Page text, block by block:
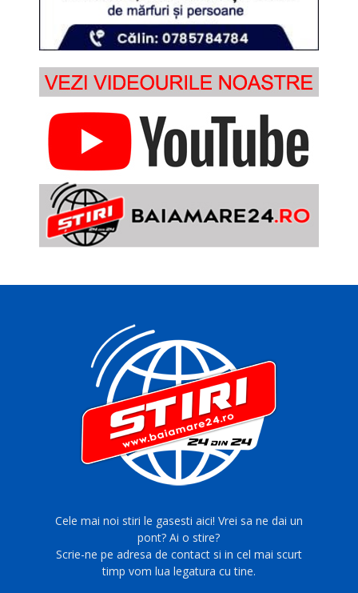
Cele mai noi stiri le gasesti aici! Vrei sa ne dai un
pont? Ai o stire?
Scrie-ne pe adresa de contact si in cel mai scurt
timp vom lua legatura cu tine.